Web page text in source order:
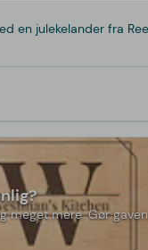
en julekelander fra
meget mere. Gør